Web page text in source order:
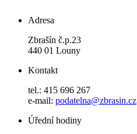
Adresa
Zbrašín č.p.23
440 01 Louny
Kontakt
tel.: 415 696 267
e-mail: podatelna@zbrasin.cz
Úřední hodiny